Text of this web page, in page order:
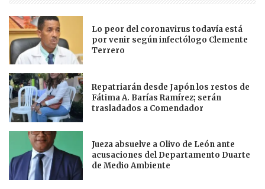
Lo peor del coronavirus todavía está
por venir según infectólogo Clemente
Terrero
Repatriarán desde Japón los restos de
Fátima A. Barías Ramírez; serán
trasladados a Comendador
Jueza absuelve a Olivo de León ante
acusaciones del Departamento Duarte
de Medio Ambiente